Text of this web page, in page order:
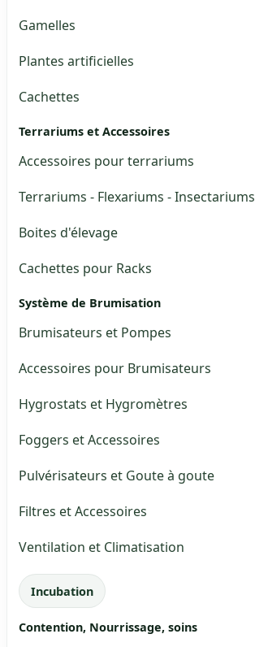
Gamelles
Plantes artificielles
Cachettes
Terrariums et Accessoires
Accessoires pour terrariums
Terrariums - Flexariums - Insectariums
Boites d'élevage
Cachettes pour Racks
Système de Brumisation
Brumisateurs et Pompes
Accessoires pour Brumisateurs
Hygrostats et Hygromètres
Foggers et Accessoires
Pulvérisateurs et Goute à goute
Filtres et Accessoires
Ventilation et Climatisation
Incubation
Contention, Nourrissage, soins